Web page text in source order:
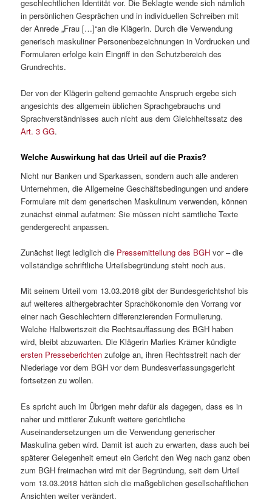
geschlechtlichen Identität vor. Die Beklagte wende sich nämlich
in persönlichen Gesprächen und in individuellen Schreiben mit
der Anrede „Frau […]“an die Klägerin. Durch die Verwendung
generisch maskuliner Personenbezeichnungen in Vordrucken und
Formularen erfolge kein Eingriff in den Schutzbereich des
Grundrechts.
Der von der Klägerin geltend gemachte Anspruch ergebe sich
angesichts des allgemein üblichen Sprachgebrauchs und
Sprachverständnisses auch nicht aus dem Gleichheitssatz des
Art. 3 GG.
Welche Auswirkung hat das Urteil auf die Praxis?
Nicht nur Banken und Sparkassen, sondern auch alle anderen
Unternehmen, die Allgemeine Geschäftsbedingungen und andere
Formulare mit dem generischen Maskulinum verwenden, können
zunächst einmal aufatmen: Sie müssen nicht sämtliche Texte
gendergerecht anpassen.
Zunächst liegt lediglich die Pressemitteilung des BGH vor – die
vollständige schriftliche Urteilsbegründung steht noch aus.
Mit seinem Urteil vom 13.03.2018 gibt der Bundesgerichtshof bis
auf weiteres althergebrachter Sprachökonomie den Vorrang vor
einer nach Geschlechtern differenzierenden Formulierung.
Welche Halbwertszeit die Rechtsauffassung des BGH haben
wird, bleibt abzuwarten. Die Klägerin Marlies Krämer kündigte
ersten Presseberichten zufolge an, ihren Rechtsstreit nach der
Niederlage vor dem BGH vor dem Bundesverfassungsgericht
fortsetzen zu wollen.
Es spricht auch im Übrigen mehr dafür als dagegen, dass es in
naher und mittlerer Zukunft weitere gerichtliche
Auseinandersetzungen um die Verwendung generischer
Maskulina geben wird. Damit ist auch zu erwarten, dass auch bei
späterer Gelegenheit erneut ein Gericht den Weg nach ganz oben
zum BGH freimachen wird mit der Begründung, seit dem Urteil
vom 13.03.2018 hätten sich die maßgeblichen gesellschaftlichen
Ansichten weiter verändert.